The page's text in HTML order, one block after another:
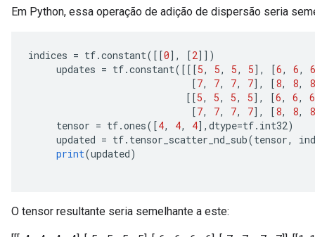
Em Python, essa operação de adição de dispersão seria
indices = tf.constant([[0], [2]])
updates = tf.constant([[[5, 5, 5, 5], [6, 6,
6
[7, 7, 7, 7], [8, 8,
8
[[5, 5, 5, 5], [6, 6,
6
[7, 7, 7, 7], [8, 8,
8
tensor = tf.ones([4, 4, 4], dtype=tf. int32)
updated = tf. tensor_scatter_nd_sub(tensor,
print(updated)
O tensor resultante seria semelhante a este: